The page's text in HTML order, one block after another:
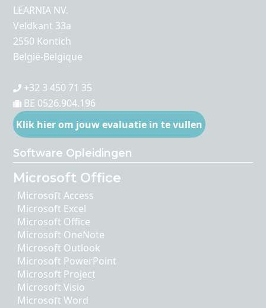
LEARNIA NV.
Veldkant 33a
2550 Kontich
België-Belgique
+32 3 450 71 35
BE 0526.904.196
Klik hier om jouw evaluatie in te vullen
Software Opleidingen
Microsoft Office
Microsoft Access
Microsoft Excel
Microsoft Office
Microsoft OneNote
Microsoft Outlook
Microsoft PowerPoint
Microsoft Project
Microsoft Visio
Microsoft Word